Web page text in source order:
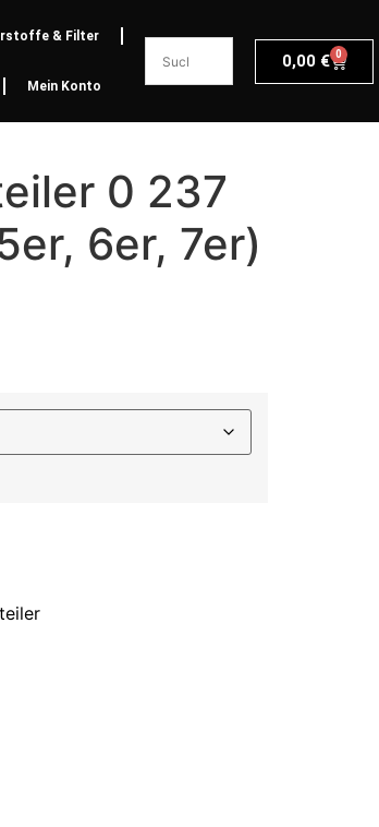
& Filter
Mein Konto
0,00 € 0
0 237
6er, 7er)